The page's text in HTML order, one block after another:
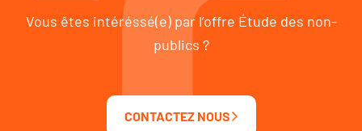
Vous êtes intéréssé(e) par l’offre Étude des non-
publics ?
CONTACTEZ NOUS